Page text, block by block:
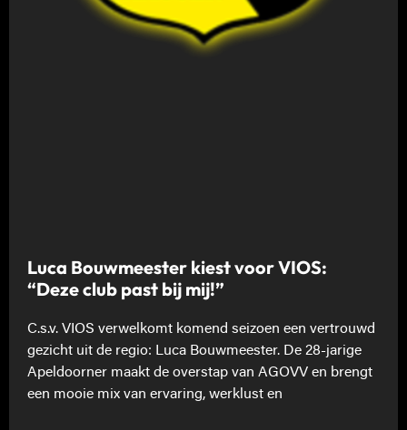
Luca Bouwmeester kiest voor VIOS:
“Deze club past bij mij!”
C.s.v. VIOS verwelkomt komend seizoen een vertrouwd
gezicht uit de regio: Luca Bouwmeester. De 28-jarige
Apeldoorner maakt de overstap van AGOVV en brengt
een mooie mix van ervaring, werklust en